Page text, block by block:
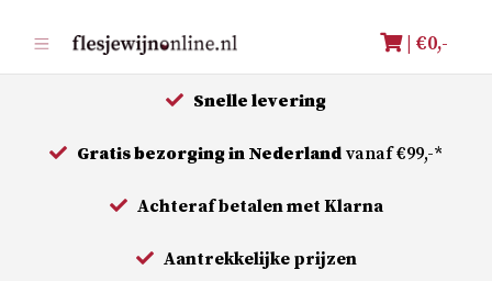
naar
de
| €0,-
Snelle levering
Gratis bezorging in Nederland vanaf €99,-*
Achteraf betalen met Klarna
Aantrekkelijke prijzen